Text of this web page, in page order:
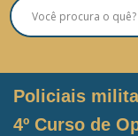
Policiais
4º Curso de